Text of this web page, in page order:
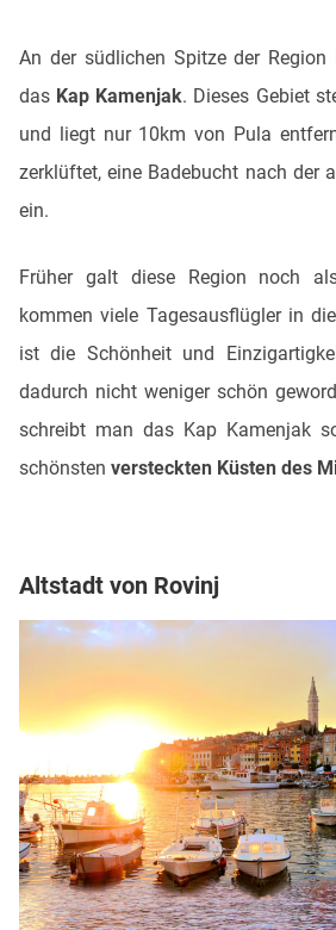
An der südlichen Spitze der
das Kap Kamenjak. Dieses Gebiet
und liegt nur 10km von Pula
zerklüftet, eine Badebucht nach der
ein.
Früher galt diese Region noch
kommen viele Tagesausflügler in
ist die Schönheit und
dadurch nicht weniger schön
schreibt man das Kap Kamenjak
schönsten versteckten Küsten des
Altstadt von Rovinj